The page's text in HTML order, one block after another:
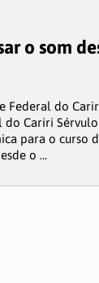
o som
Federal do
do Cariri Sérvulo
para o curso
o ...